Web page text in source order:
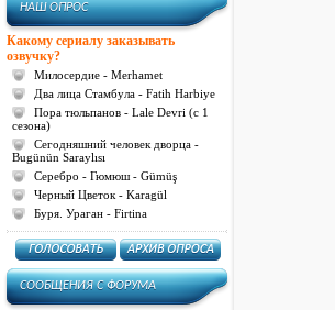
НАШ ОПРОС
Какому сериалу заказывать
озвучку?
Милосердие - Merhamet
Два лица Стамбула - Fatih Harbiye
Пора тюльпанов - Lale Devri (с 1
сезона)
Сегодняшний человек дворца -
Bugünün Saraylısı
Серебро - Гюмюш - Gümüş
Черный Цветок - Karagül
Буря. Ураган - Firtina
CООБЩЕНИЯ C ФОРУМА